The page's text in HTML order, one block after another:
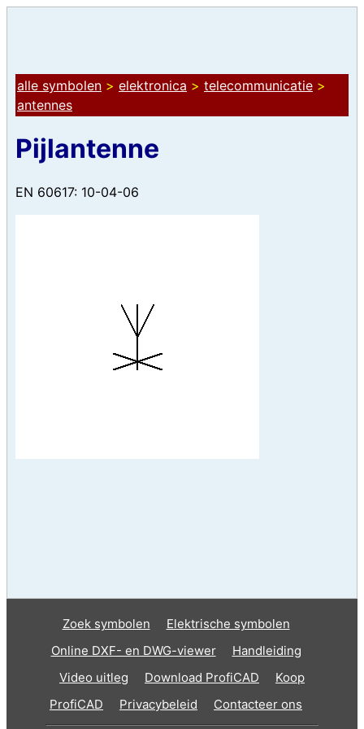
alle symbolen > elektronica > telecommunicatie >
antennes
Pijlantenne
EN 60617: 10-04-06
Zoek symbolen
Elektrische symbolen
Online DXF- en DWG-viewer
Handleiding
Video uitleg
Download ProfiCAD
Koop
ProfiCAD
Privacybeleid Contacteer ons